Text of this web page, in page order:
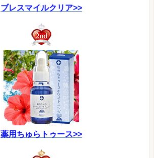
ブレスマイルクリア>>
薬用ちゅらトゥース>>